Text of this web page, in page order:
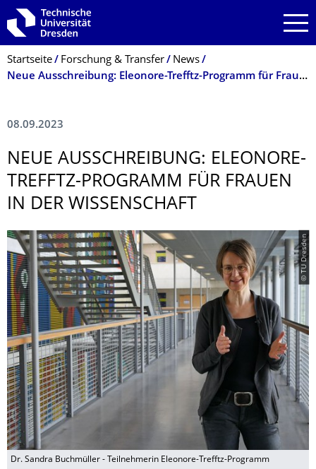
Zur Hauptnavigation springen
Zur Suche springen
Zum Inhalt springen
Breadcrumb-Menü
Startseite Forschung & Transfer
News
Neue Ausschreibung: Eleonore-Trefftz-Programm für Frauen in der Wissenschaft
08.09.2023
NEUE AUSSCHREIBUNG: ELEONORE-
TREFFTZ-PROGRAMM FÜR FRAUEN
IN DER WISSENSCHAFT
© TU Dresden
Dr. Sandra Buchmüller - Teilnehmerin Eleonore-Trefftz-Programm